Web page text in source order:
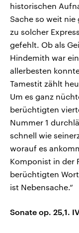
historischen
Sache so weit
zu solcher
gefehlt. Ob als
Hindemith war
allerbesten
Tamestit zählt
Um es ganz
berüchtigten
Nummer 1
schnell wie
worauf es
Komponist in der
berüchtigten
ist Nebensache.“
Sonate op. 25,1.